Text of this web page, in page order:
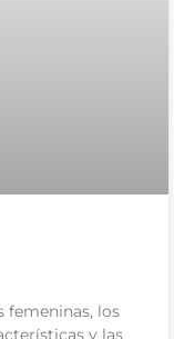
femeninas, los
y las